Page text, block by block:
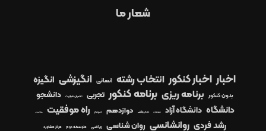
شعار ما
اخبار اخبار کنکور انتخاب رشته انسانی انگیزشی انگیزه
بدون کنکور برنامه ریزی برنامه کنکور تجربی تکمیل ظرفیت دانشجو
دانشگاه دانشگاه آزاد دبیرستان دندانپزشکی دوازدهم دیپلم راه موفقیت رشته انسانی
رشد فردی روانشانسی روان شناسی ریاضی متوسطه دوم مرکز مشاوره